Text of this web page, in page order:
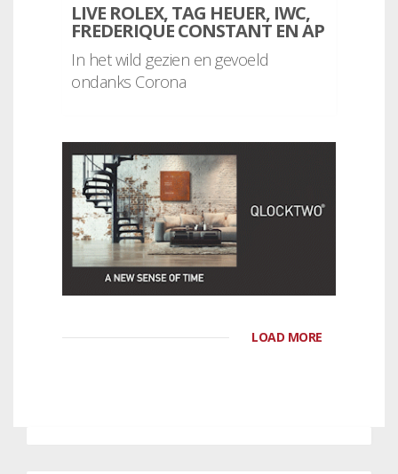
LIVE ROLEX, TAG HEUER, IWC,
FREDERIQUE CONSTANT EN AP
In het wild gezien en gevoeld
ondanks Corona
LOAD MORE